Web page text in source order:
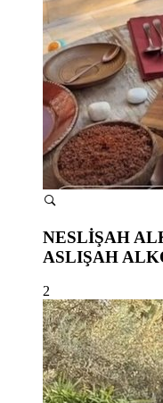
NESLİŞAH
ASLIŞAH
2